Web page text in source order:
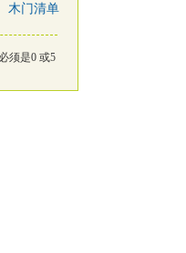
木门清单
须是0 或5